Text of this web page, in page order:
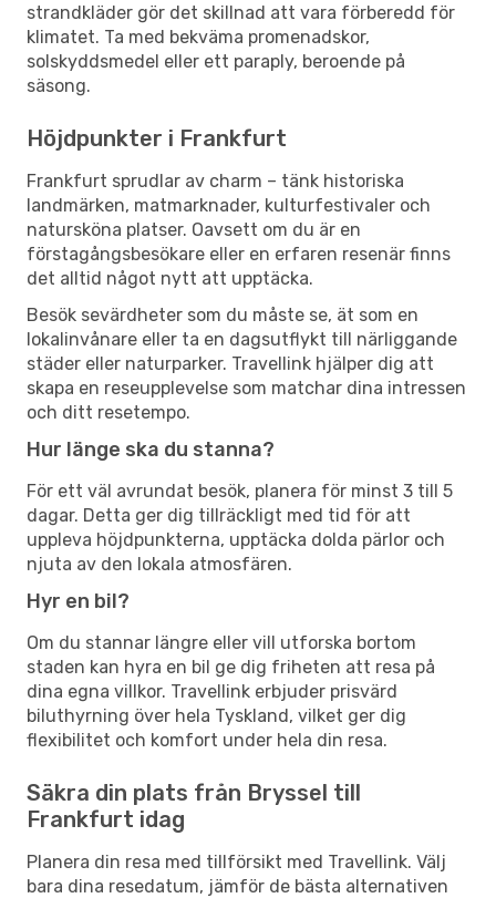
strandkläder gör det skillnad att vara förberedd för
klimatet. Ta med bekväma promenadskor,
solskyddsmedel eller ett paraply, beroende på
säsong.
Höjdpunkter i Frankfurt
Frankfurt sprudlar av charm – tänk historiska
landmärken, matmarknader, kulturfestivaler och
natursköna platser. Oavsett om du är en
förstagångsbesökare eller en erfaren resenär finns
det alltid något nytt att upptäcka.
Besök sevärdheter som du måste se, ät som en
lokalinvånare eller ta en dagsutflykt till närliggande
städer eller naturparker. Travellink hjälper dig att
skapa en reseupplevelse som matchar dina intressen
och ditt resetempo.
Hur länge ska du stanna?
För ett väl avrundat besök, planera för minst 3 till 5
dagar. Detta ger dig tillräckligt med tid för att
uppleva höjdpunkterna, upptäcka dolda pärlor och
njuta av den lokala atmosfären.
Hyr en bil?
Om du stannar längre eller vill utforska bortom
staden kan hyra en bil ge dig friheten att resa på
dina egna villkor. Travellink erbjuder prisvärd
biluthyrning över hela Tyskland, vilket ger dig
flexibilitet och komfort under hela din resa.
Säkra din plats från Bryssel till
Frankfurt idag
Planera din resa med tillförsikt med Travellink. Välj
bara dina resedatum, jämför de bästa alternativen